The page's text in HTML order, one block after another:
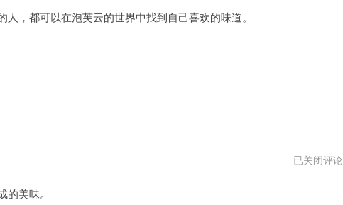
，都可以在泡芙云的世界中找到自己喜欢的味道。
泡
芙
已关闭评论
美味。